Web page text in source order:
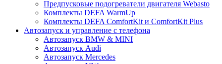
Предпусковые подогреватели двигателя Webasto
Комплекты DEFA WarmUp
Комплекты DEFA ComfortKit и ComfortKit Plus
Автозапуск и управление с телефона
Автозапуск BMW & MINI
Автозапуск Audi
Автозапуск Mercedes